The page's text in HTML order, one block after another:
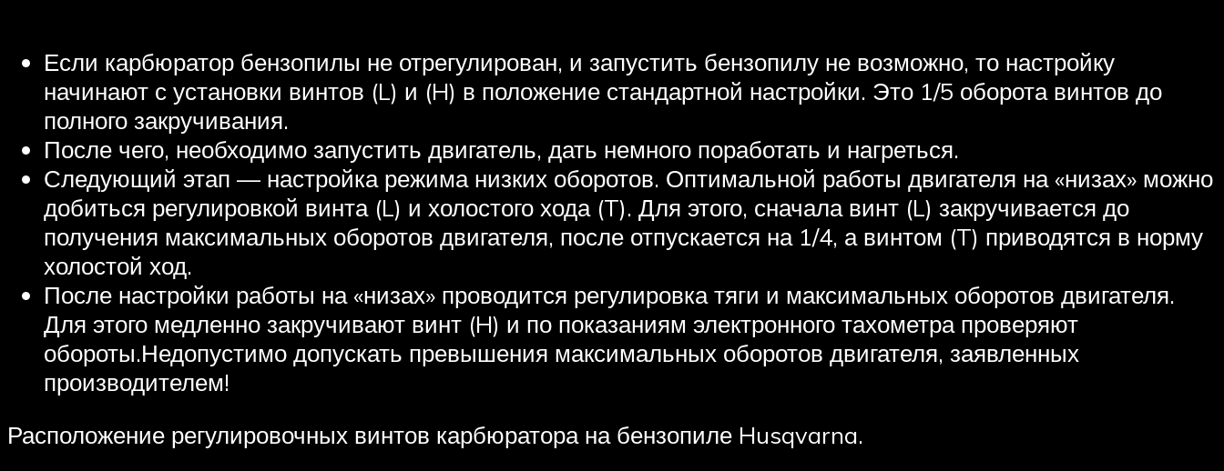
Если карбюратор бензопилы не отрегулирован, и запустить бензопилу не возможно, то настройку
начинают с установки винтов (L) и (H) в положение стандартной настройки. Это 1/5 оборота винтов до
полного закручивания.
После чего, необходимо запустить двигатель, дать немного поработать и нагреться.
Следующий этап — настройка режима низких оборотов. Оптимальной работы двигателя на «низах» можно
добиться регулировкой винта (L) и холостого хода (T). Для этого, сначала винт (L) закручивается до
получения максимальных оборотов двигателя, после отпускается на 1/4, а винтом (T) приводятся в норму
холостой ход.
После настройки работы на «низах» проводится регулировка тяги и максимальных оборотов двигателя.
Для этого медленно закручивают винт (H) и по показаниям электронного тахометра проверяют
обороты.Недопустимо допускать превышения максимальных оборотов двигателя, заявленных
производителем!
Расположение регулировочных винтов карбюратора на бензопиле Husqvarna.